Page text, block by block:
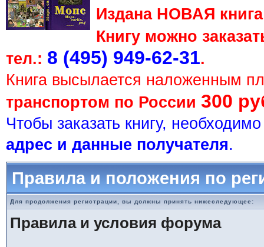
Издана НОВАЯ
Книгу можно
тел.: 8 (495) 949-62-31.
Книга высылается наложенным
транспортом по России 300
Чтобы заказать книгу,
адрес и данные получателя.
Правила и положения по
Для продолжения регистрации, вы должны принять нижеследующее:
Правила и условия форума